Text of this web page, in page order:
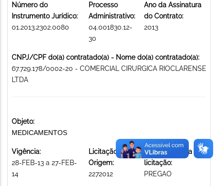
Número do
Instrumento Jurídico:
01.2013.2302.0080
Processo
Administrativo:
04.001830.12-
30
Ano da Assinatura
do Contrato:
2013
CNPJ/CPF do(a) contratado(a) - Nome do(a) contratado(a):
67.729.178/0002-20 - COMERCIAL CIRURGICA RIOCLARENSE
LTDA
Objeto:
MEDICAMENTOS
Vigência:
28-FEB-13 a 27-FEB-
14
Licitação de
Origem:
2272012
Modalidade da
licitação:
PREGAO